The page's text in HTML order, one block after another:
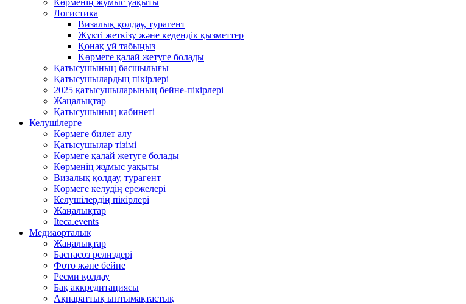
Көрменің жұмыс уақыты
Логистика
Визалық қолдау, турагент
Жүкті жеткізу және кедендік қызметтер
Қонақ үй табыңыз
Kөрмеге қалай жетуге болады
Қатысушының басшылығы
Қатысушылардың пікірлері
2025 қатысушыларының бейне-пікірлері
Жаңалықтар
Қатысушының кабинеті
Келушілерге
Көрмеге билет алу
Қатысушылар тізімі
Көрмеге қалай жетуге болады
Көрменің жұмыс уақыты
Визалық қолдау, турагент
Көрмеге келудің ережелері
Келушілердің пікірлері
Жаңалықтар
Iteca.events
Медиаорталық
Жаңалықтар
Баспасөз релиздері
Фото және бейне
Ресми қолдау
Бақ аккредитациясы
Ақпараттық ынтымақтастық